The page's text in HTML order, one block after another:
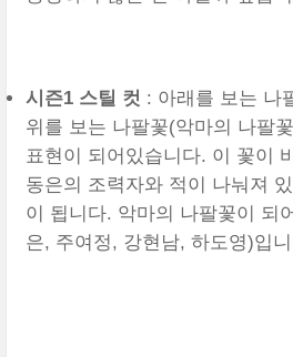
시즌1 스틸 컷 : 아래를 보는 나
위를 보는 나팔꽃(악마의 나팔
표현이 되어있습니다. 이 꽃이
동은의 조력자와 적이 나눠져
이 됩니다. 악마의 나팔꽃이 되
은, 주여정, 강현남, 하도영)입